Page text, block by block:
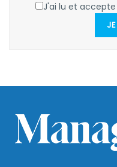
J'ai lu et